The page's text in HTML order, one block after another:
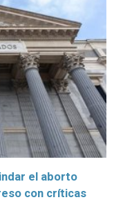
el aborto
con críticas